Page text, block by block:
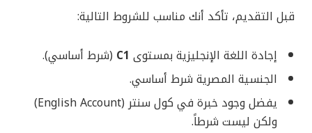
قبل التقديم، تأكد أنك مناسب للشروط التالية:
إجادة اللغة الإنجليزية بمستوى C1 (شرط أساسي).
الجنسية المصرية شرط أساسي.
يفضل وجود خبرة في كول سنتر (English Account)
ولكن ليست شرطاً.